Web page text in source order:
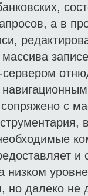
а в
с
и
низком
но далеко не